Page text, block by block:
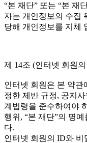
“본 재단” 또는 “본 재
자는 개인정보의 수집
당해 개인정보를 지체
제 14조 (인터넷 회원
인터넷 회원은 본 약관
정한 제반 규정, 공지
계법령을 준수하여야
행위, “본 재단”의 명
다.
인터넷 회원의 ID와 비